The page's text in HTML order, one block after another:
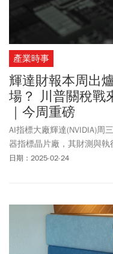
產業時事
輝達財報本周出
場？ 川普關稅戰
｜今周重磅
AI指標大廠輝達(NVIDIA)周
器指標晶片廠，其財測與
相關產業鏈榮枯。此前，有
國GDP還能保3嗎？3、最
日期：2025-02-24